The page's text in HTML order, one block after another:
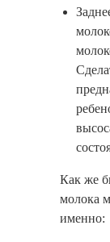
Как же
молока
именно: